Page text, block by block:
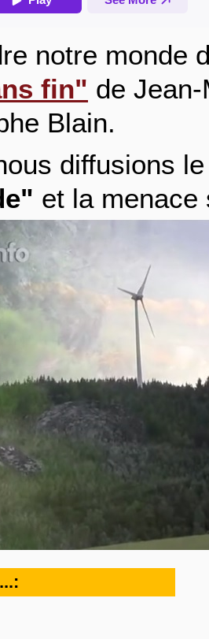
notre monde
fin" de
Blain.
diffusions
et la menace